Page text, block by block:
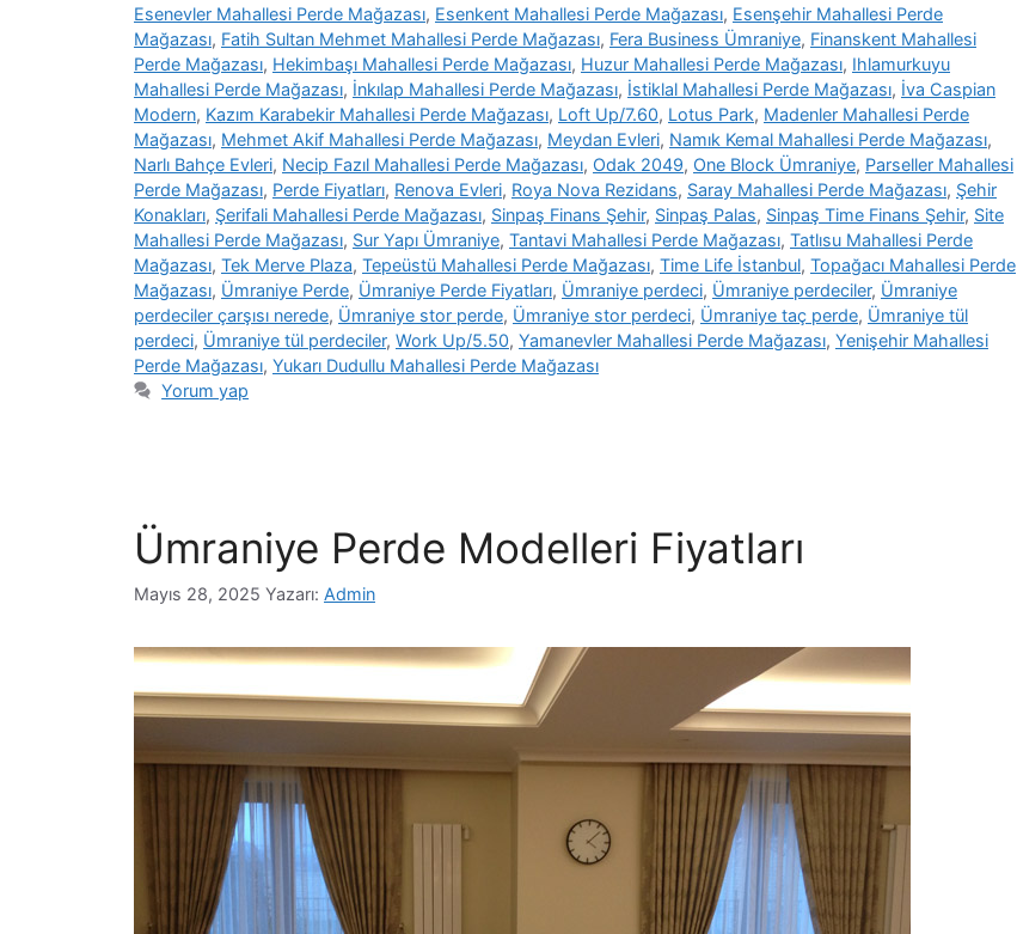
Esenevler Mahallesi Perde Mağazası, Esenkent Mahallesi Perde Mağazası, Esenşehir Mahallesi Perde
Mağazası, Fatih Sultan Mehmet Mahallesi Perde Mağazası, Fera Business Ümraniye, Finanskent Mahallesi
Perde Mağazası, Hekimbaşı Mahallesi Perde Mağazası, Huzur Mahallesi Perde Mağazası, Ihlamurkuyu
Mahallesi Perde Mağazası, İnkılap Mahallesi Perde Mağazası, İstiklal Mahallesi Perde Mağazası, İva Caspian
Modern, Kazım Karabekir Mahallesi Perde Mağazası, Loft Up/7.60, Lotus Park, Madenler Mahallesi Perde
Mağazası, Mehmet Akif Mahallesi Perde Mağazası, Meydan Evleri, Namık Kemal Mahallesi Perde Mağazası,
Narlı Bahçe Evleri, Necip Fazıl Mahallesi Perde Mağazası, Odak 2049, One Block Ümraniye, Parseller Mahallesi
Perde Mağazası, Perde Fiyatları, Renova Evleri, Roya Nova Rezidans, Saray Mahallesi Perde Mağazası, Şehir
Konakları, Şerifali Mahallesi Perde Mağazası, Sinpaş Finans Şehir, Sinpaş Palas, Sinpaş Time Finans Şehir, Site
Mahallesi Perde Mağazası, Sur Yapı Ümraniye, Tantavi Mahallesi Perde Mağazası, Tatlısu Mahallesi Perde
Mağazası, Tek Merve Plaza, Tepeüstü Mahallesi Perde Mağazası, Time Life İstanbul, Topağacı Mahallesi Perde
Mağazası, Ümraniye Perde, Ümraniye Perde Fiyatları, Ümraniye perdeci, Ümraniye perdeciler, Ümraniye
perdeciler çarşısı nerede, Ümraniye stor perde, Ümraniye stor perdeci, Ümraniye taç perde, Ümraniye tül
perdeci, Ümraniye tül perdeciler, Work Up/5.50, Yamanevler Mahallesi Perde Mağazası, Yenişehir Mahallesi
Perde Mağazası, Yukarı Dudullu Mahallesi Perde Mağazası
Yorum yap
Ümraniye Perde Modelleri Fiyatları
Mayıs 28, 2025 Yazarı: Admin